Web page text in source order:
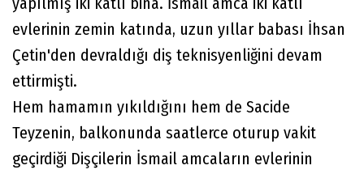
evlerinin zemin katında, uzun yıllar babası İhsan
Çetin'den devraldığı diş teknisyenliğini devam
ettirmişti.
Hem hamamın yıkıldığını hem de Sacide
Teyzenin, balkonunda saatlerce oturup vakit
geçirdiği Dişçilerin İsmail amcaların evlerinin